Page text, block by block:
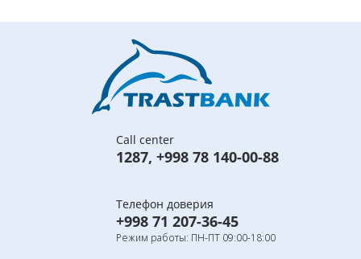
Call center
1287, +998 78 140-00-88
Телефон доверия
+998 71 207-36-45
Режим работы: ПН-ПТ 09:00-18:00